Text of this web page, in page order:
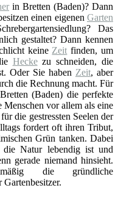
in Bretten (Baden)? Dann
einen eigenen Garten
Das
gestaltet? Dann kennen
keine Zeit finden, um
Heckezu schneiden, die
Oder Sie haben Zeit, aber
die Rechnung macht. Für
(Baden) die perfekte
vor allem als eine
die gestressten Seelen der
fordert oft ihren Tribut,
Grün tanken. Dabei
die Natur lebendig ist und
gerade niemand hinsieht.
die gründliche